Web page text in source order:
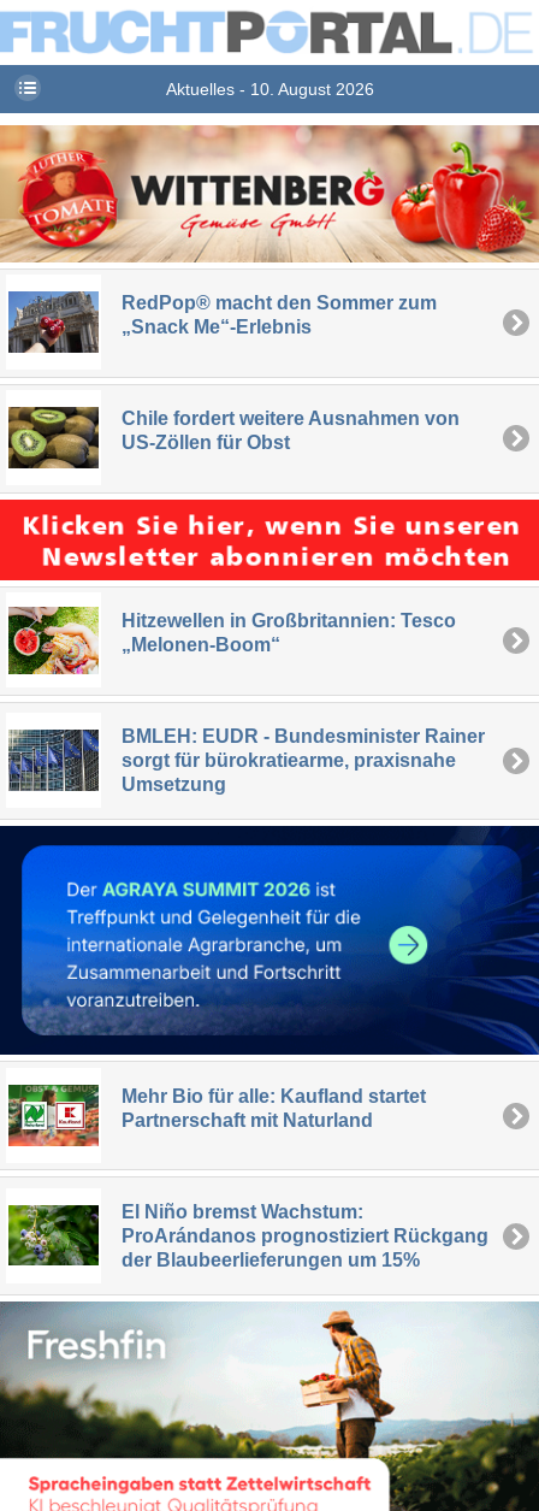
Aktuelles - 10. August 2026
RedPop® macht den Sommer zum
„Snack Me“-Erlebnis
Chile fordert weitere Ausnahmen von
US-Zöllen für Obst
Hitzewellen in Großbritannien: Tesco
„Melonen-Boom“
BMLEH: EUDR - Bundesminister Rainer
sorgt für bürokratiearme, praxisnahe
Umsetzung
Mehr Bio für alle: Kaufland startet
Partnerschaft mit Naturland
El Niño bremst Wachstum:
ProArándanos prognostiziert Rückgang
der Blaubeerlieferungen um 15%